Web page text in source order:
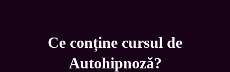
Ce conține cursul de
Autohipnoză?